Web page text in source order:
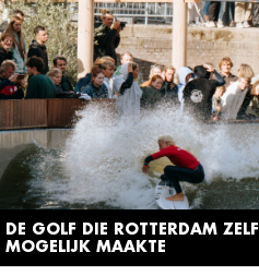
DE GOLF DIE ROTTERDAM ZELF
MOGELIJK MAAKTE